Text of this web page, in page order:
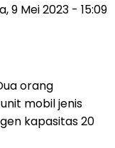
9 Mei 2023 - 15:09
orang
mobil jenis
kapasitas 20